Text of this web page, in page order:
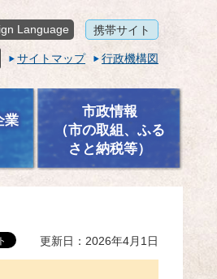
Language 携帯サイト
サイトマップ 行政機構図
業
市政情報
（市の取組、ふる
さと納税等）
更新日：2026年4月1日